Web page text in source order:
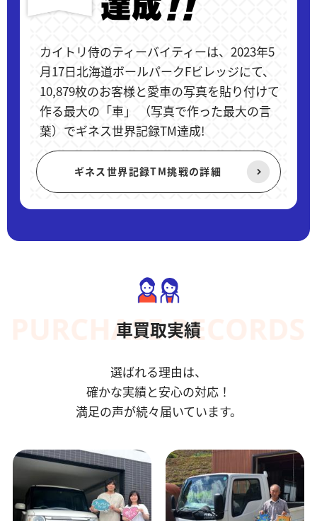
カイトリ侍のティーバイティーは、2023年5
月17日北海道ボールパークFビレッジにて、
10,879枚のお客様と愛車の写真を貼り付けて
作る最大の「車」 （写真で作った最大の言
葉）でギネス世界記録TM達成!
ギネス世界記録TM挑戦の詳細
車買取実績
選ばれる理由は、
確かな実績と安心の対応！
満足の声が続々届いています。